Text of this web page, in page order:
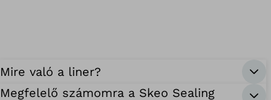
Mire való a liner?
Megfelelő számomra a Skeo Sealing